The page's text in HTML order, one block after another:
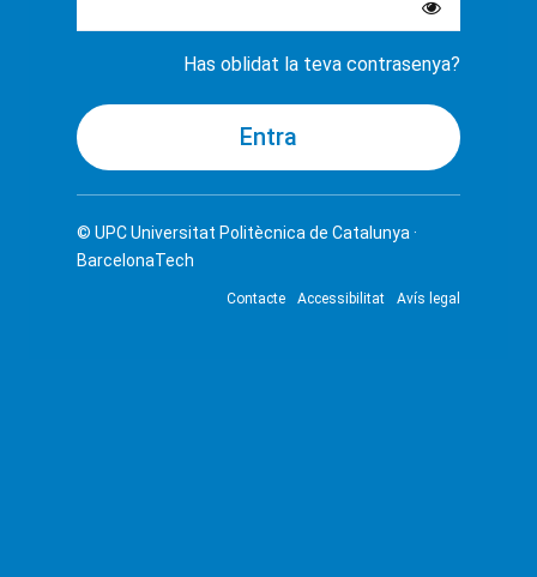
Has oblidat la teva contrasenya?
© UPCUniversitat Politècnica de Catalunya ·
BarcelonaTech
Contacte Accessibilitat Avís legal